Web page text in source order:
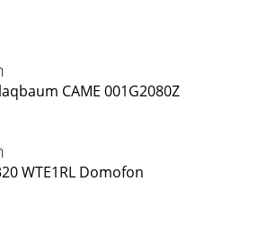
CAME 001G2080Z
WTE1RL Domofon